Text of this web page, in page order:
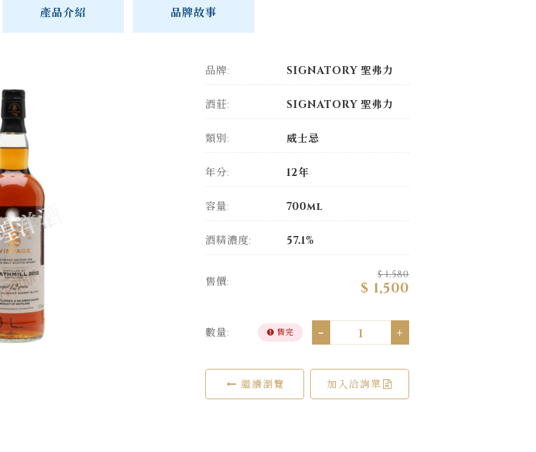
產品介紹 品牌故事
品牌: SIGNATORY 聖弗力
酒莊: SIGNATORY 聖弗力
類別: 威士忌
年分: 12年
容量: 700ml
酒精濃度: 57.1%
售價:
$ 1,580
$ 1,500
數量: 售完 - +
繼續瀏覽 加入洽詢單